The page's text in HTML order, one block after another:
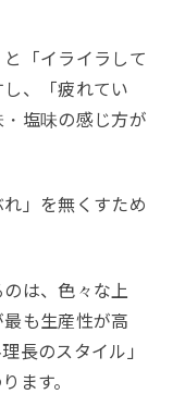
「イライラして
、「疲れてい
塩味の感じ方が
」を無くすため
は、色々な上
も生産性が高
長のスタイル」
ます。